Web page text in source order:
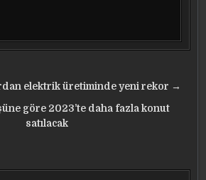
elektrik üretiminde yeni rekor →
göre 2023’te daha fazla konut
satılacak